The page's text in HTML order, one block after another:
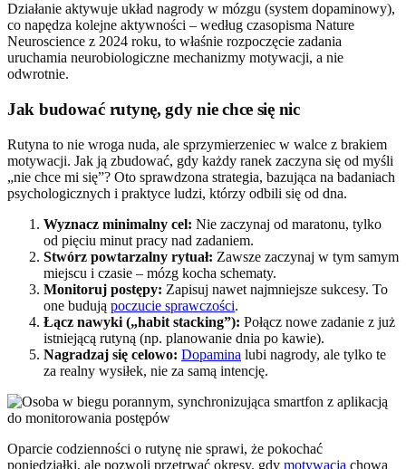
Działanie aktywuje układ nagrody w mózgu (system dopaminowy),
co napędza kolejne aktywności – według czasopisma Nature
Neuroscience z 2024 roku, to właśnie rozpoczęcie zadania
uruchamia neurobiologiczne mechanizmy motywacji, a nie
odwrotnie.
Jak budować rutynę, gdy nie chce się nic
Rutyna to nie wroga nuda, ale sprzymierzeniec w walce z brakiem
motywacji. Jak ją zbudować, gdy każdy ranek zaczyna się od myśli
„nie chce mi się”? Oto sprawdzona strategia, bazująca na badaniach
psychologicznych i praktyce ludzi, którzy odbili się od dna.
Wyznacz minimalny cel: Nie zaczynaj od maratonu, tylko
od pięciu minut pracy nad zadaniem.
Stwórz powtarzalny rytuał: Zawsze zaczynaj w tym samym
miejscu i czasie – mózg kocha schematy.
Monitoruj postępy: Zapisuj nawet najmniejsze sukcesy. To
one budują poczucie sprawczości.
Łącz nawyki („habit stacking”): Połącz nowe zadanie z już
istniejącą rutyną (np. planowanie dnia po kawie).
Nagradzaj się celowo: Dopamina lubi nagrody, ale tylko te
za realny wysiłek, nie za samą intencję.
Oparcie codzienności o rutynę nie sprawi, że pokochać
poniedziałki, ale pozwoli przetrwać okresy, gdy motywacja chowa